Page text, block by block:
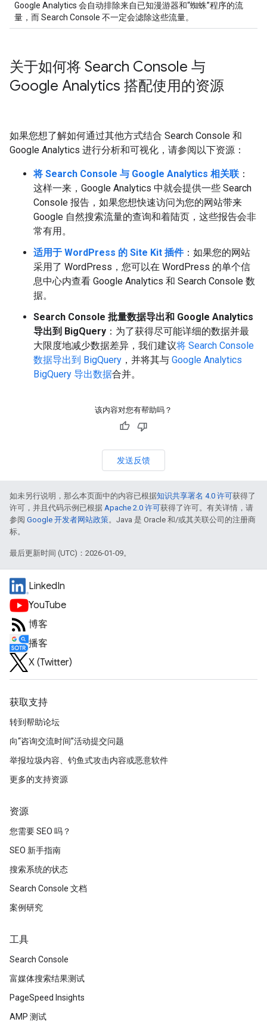
Google Analytics 会自动排除来自已知漫游器和“蜘蛛”程序的流
量，而 Search Console 不一定会滤除这些流量。
关于如何将 Search Console 与
Google Analytics 搭配使用的资源
如果您想了解如何通过其他方式结合 Search Console 和
Google Analytics 进行分析和可视化，请参阅以下资源：
将 Search Console 与 Google Analytics 相关联 ：
这样一来，Google Analytics 中就会提供一些 Search
Console 报告，如果您想快速访问为您的网站带来
Google 自然搜索流量的查询和着陆页，这些报告会非
常有用。
适用于 WordPress 的 Site Kit 插件：如果您的网站
采用了 WordPress，您可以在 WordPress 的单个信
息中心内查看 Google Analytics 和 Search Console 数
据。
Search Console 批量数据导出和 Google Analytics
导出到 BigQuery ：为了获得尽可能详细的数据并最
大限度地减少数据差异，我们建议将 Search Console
数据导出到 BigQuery ，并将其与 Google Analytics
BigQuery 导出数据合并。
该内容对您有帮助吗？
发送反馈
如未另行说明，那么本页面中的内容已根据知识共享署名 4.0 许可获得了
许可，并且代码示例已根据 Apache 2.0 许可获得了许可。有关详情，请
参阅 Google 开发者网站政策。Java 是 Oracle 和/或其关联公司的注册商
标。
最后更新时间 (UTC)：2026-01-09。
LinkedIn
YouTube
博客
播客
X (Twitter)
获取支持
转到帮助论坛
向“咨询交流时间”活动提交问题
举报垃圾内容、钓鱼式攻击内容或恶意软件
更多的支持资源
资源
您需要 SEO 吗？
SEO 新手指南
搜索系统的状态
Search Console 文档
案例研究
工具
Search Console
富媒体搜索结果测试
PageSpeed Insights
AMP 测试